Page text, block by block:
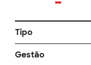
Tipo
Gestão